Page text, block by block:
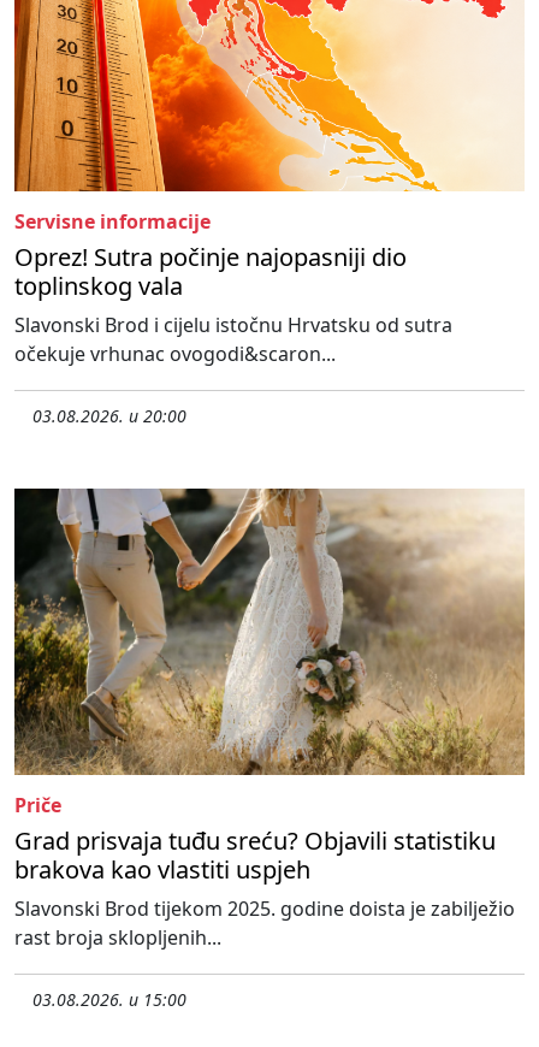
Servisne informacije
Oprez! Sutra počinje najopasniji dio
toplinskog vala
Slavonski Brod i cijelu istočnu Hrvatsku od sutra
očekuje vrhunac ovogodi&scaron...
03.08.2026. u 20:00
Priče
Grad prisvaja tuđu sreću? Objavili statistiku
brakova kao vlastiti uspjeh
Slavonski Brod tijekom 2025. godine doista je zabilježio
rast broja sklopljenih...
03.08.2026. u 15:00